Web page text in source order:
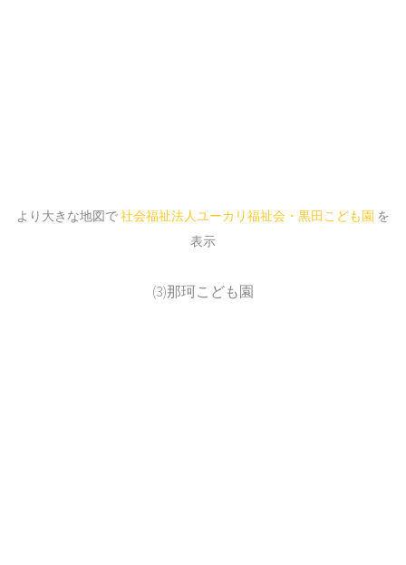
より大きな地図で社会福祉法人ユーカリ福祉会・黒田こども園 を
表示
(3)那珂こども園